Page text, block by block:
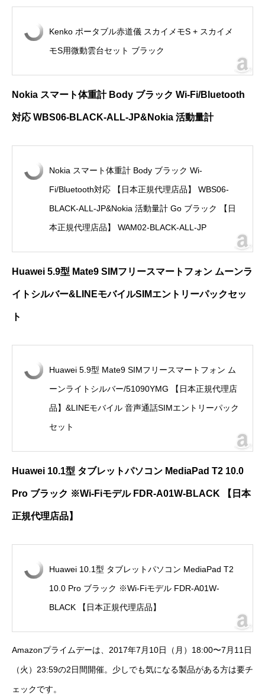
Kenko ポータブル赤道儀 スカイメモS + スカイメ
モS用微動雲台セット ブラック
Nokia スマート体重計Body ブラック Wi-Fi/Bluetooth
対応 WBS06-BLACK-ALL-JP&Nokia 活動量計
Nokia スマート体重計 Body ブラック Wi-
Fi/Bluetooth対応 【日本正規代理店品】 WBS06-
BLACK-ALL-JP&Nokia 活動量計 Go ブラック 【日
本正規代理店品】 WAM02-BLACK-ALL-JP
Huawei 5.9型 Mate9 SIMフリースマートフォン ムーンラ
イトシルバー&LINEモバイルSIMエントリーパックセッ
ト
Huawei 5.9型 Mate9 SIMフリースマートフォン ム
ーンライトシルバー/51090YMG 【日本正規代理店
品】&LINEモバイル 音声通話SIMエントリーパック
セット
Huawei 10.1型 タブレットパソコン MediaPad T2 10.0
Pro ブラック ※Wi-FiモデルFDR-A01W-BLACK 【日本
正規代理店品】
Huawei 10.1型 タブレットパソコン MediaPad T2
10.0 Pro ブラック ※Wi-Fiモデル FDR-A01W-
BLACK 【日本正規代理店品】
Amazonプライムデーは、2017年7月10日（月）18:00〜7月11日
（火）23:59の2日間開催。少しでも気になる製品がある方は要チ
ェックです。